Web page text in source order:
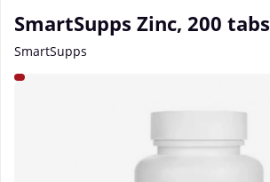
SmartSupps Zinc, 200 tabs
SmartSupps
Produktbilder SmartSupps Zinc, 200 tabs